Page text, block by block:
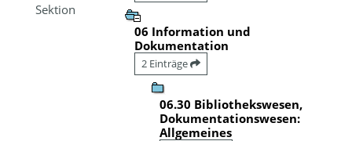
Sektion
06 Information und
Dokumentation
2 Einträge
06.30 Bibliothekswesen,
Dokumentationswesen:
Allgemeines